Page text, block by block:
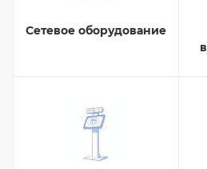
Сетевое оборудование